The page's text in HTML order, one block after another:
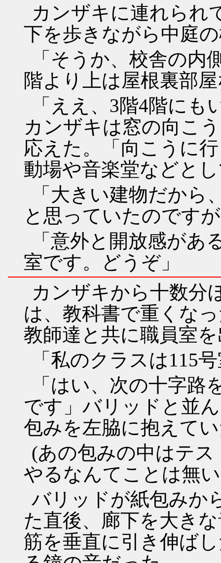
カンザキに連れられ
下を歩きながら中庭
「そうか、校舎の内
階より上は屋根裏部
「ええ、3階4階に
カンザキは窓の向こ
応えた。「向こうに
動場や音楽堂などと
「大きい建物だか
と思っていたのです
「意外と開放感が
室です。どうぞ」
カンザキから十数分
は、教科書で重くな
教師達と共に職員室
「私のクラスは115
「はい、次の十字路
です」バリッドと並
包みを左脇に抱えて
(あの包みの中はテ
やるなんてことは無
バリッドが紙包みか
た直後、廊下を大き
筋を垂直に引き伸ば